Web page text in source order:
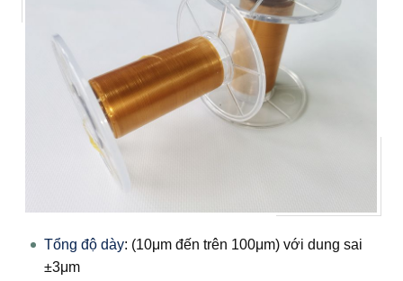
Tổng độ dày: (10μm đến trên 100μm) với dung sai
±3μm